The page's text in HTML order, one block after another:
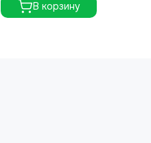
В корзину